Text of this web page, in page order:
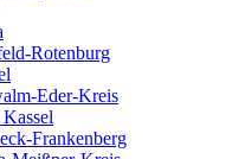
Rotenburg
Eder-Kreis
Kassel
Frankenberg